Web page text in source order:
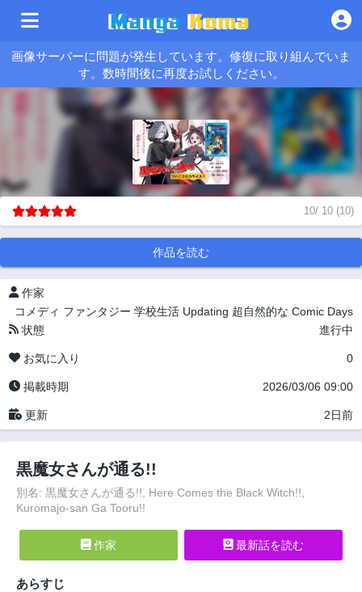
画像サーバーに問題が発生しています。修復に取り組んでいま
す。数時間後に再度お試しください。
10/ 10 (10)
作品を読む
作家
コメディ ファンタジー 学校生活 Updating 超自然的な Comic Days
状態
進行中
お気に入り 0
掲載時期 2026/03/06 09:00
更新 2日前
黒魔女さんが通る!!
別名: 黒魔女さんが通る!!, Here Comes the Black Witch!!,
Kuromajo-san Ga Tooru!!
作家 最新話を読む
あらすじ